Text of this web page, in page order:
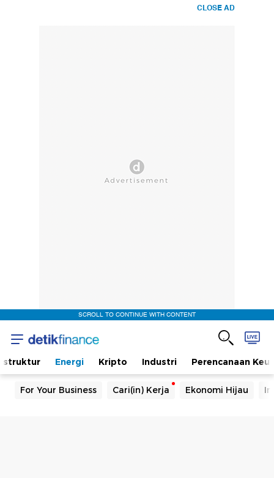
CLOSE AD
SCROLL TO CONTINUE WITH CONTENT
Energi Kripto Industri Perencanaan
For Your Business Cari(in) Kerja Ekonomi Hijau